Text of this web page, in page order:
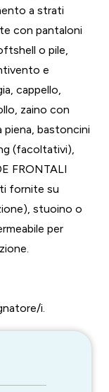
a strati
con pantaloni
o pile,
e
cappello,
zaino con
piena, bastoncini
(facoltativi),
FRONTALI
fornite su
stuoino o
per
i.